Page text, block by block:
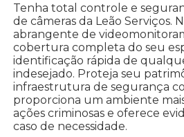
Tenha total controle e
de câmeras da Leão Serviços.
abrangente de
cobertura completa do seu
identificação rápida de
indesejado. Proteja seu
infraestrutura de segurança
proporciona um ambiente
ações criminosas e oferece
caso de necessidade.